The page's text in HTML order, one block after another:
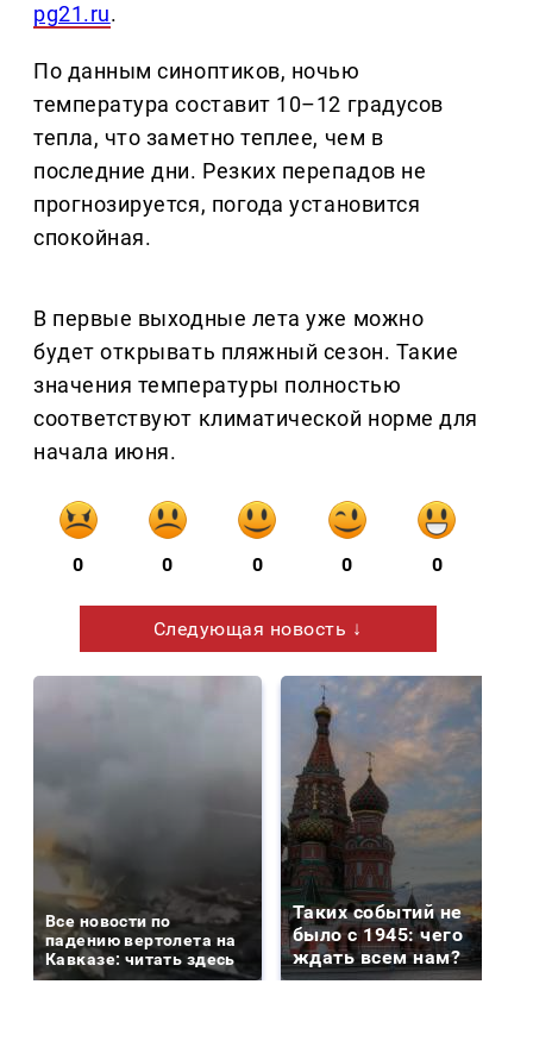
pg21.ru.
По данным синоптиков, ночью
температура составит 10–12 градусов
тепла, что заметно теплее, чем в
последние дни. Резких перепадов не
прогнозируется, погода установится
спокойная.
В первые выходные лета уже можно
будет открывать пляжный сезон. Такие
значения температуры полностью
соответствуют климатической норме для
начала июня.
0 0 0 0 0
Следующая новость ↓
Все новости по
падению вертолета на
Кавказе: читать здесь
Таких событий не
было с 1945: чего
ждать всем нам?